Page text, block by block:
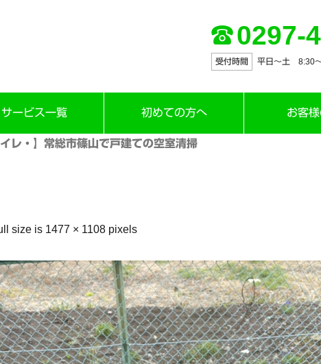
0297-
受付時間 平日～土 8:30
サービス一覧 初めての方へ お客
レ・】常総市篠山で戸建ての空室清掃
size is 1477 × 1108 pixels